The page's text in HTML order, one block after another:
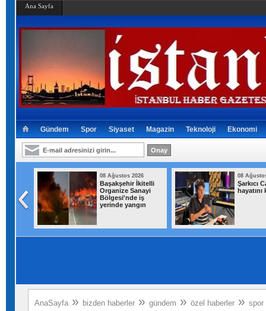
Ana Sayfa
Gündem Spor Siyaset Magazin Teknoloji Ekonomi
08 Ağustos 2026
Başakşehir İkitelli
Organize Sanayi
Bölgesi'nde iş
yerinde yangın
08
Şarkıcı
AnaSayfa » bizden haberler » gündem » özel haberler » spor